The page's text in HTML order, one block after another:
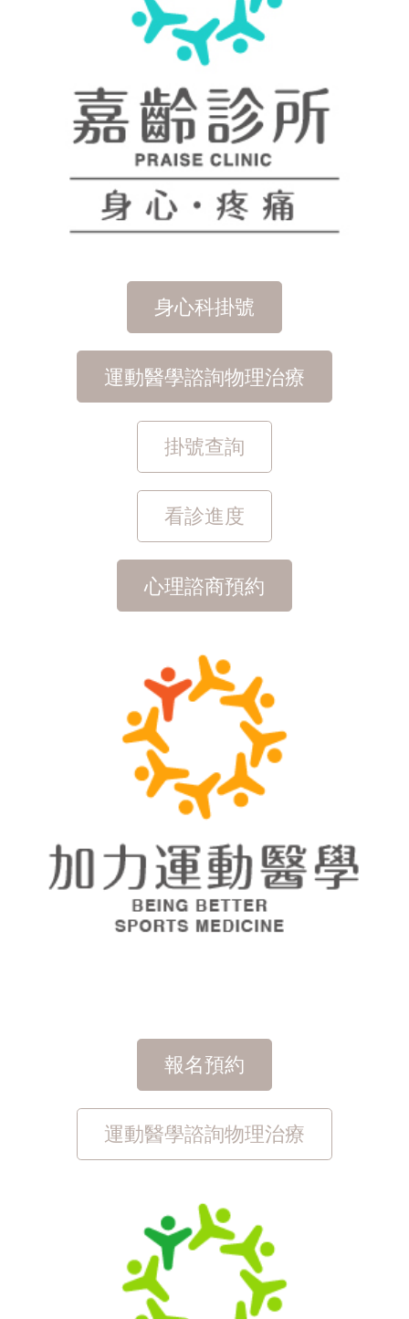
身心科掛號
運動醫學諮詢物理治療
掛號查詢
看診進度
心理諮商預約
報名預約
運動醫學諮詢物理治療